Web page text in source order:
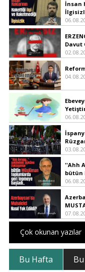
İnsan
Davut
''Ahh
bütün
Çok okunan yazılar
Bu Hafta